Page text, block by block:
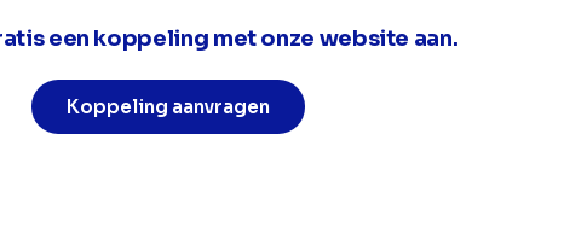
een koppeling met onze website aan.
Koppeling aanvragen